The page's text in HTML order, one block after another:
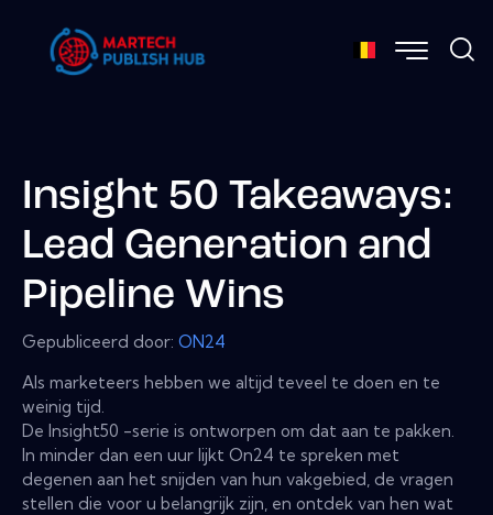
Insight 50 Takeaways:
Lead Generation and
Pipeline Wins
Gepubliceerd door: ON24
Als marketeers hebben we altijd teveel te doen en te
weinig tijd.
De Insight50 -serie is ontworpen om dat aan te pakken.
In minder dan een uur lijkt On24 te spreken met
degenen aan het snijden van hun vakgebied, de vragen
stellen die voor u belangrijk zijn, en ontdek van hen wat